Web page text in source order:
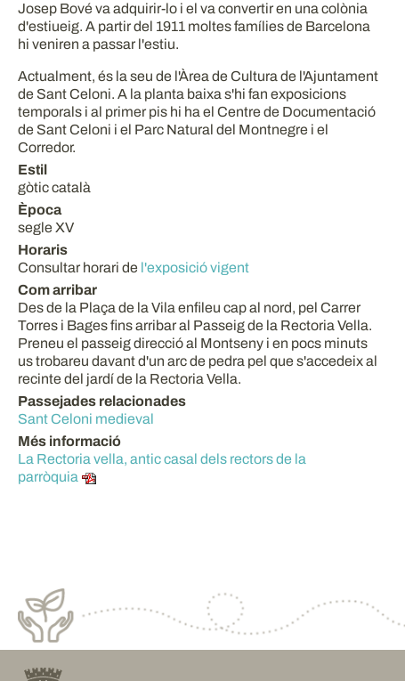
Josep Bové va adquirir-lo i el va convertir en una colònia
d'estiueig. A partir del 1911 moltes famílies de Barcelona
hi veniren a passar l'estiu.
Actualment, és la seu de l'Àrea de Cultura de l'Ajuntament
de Sant Celoni. A la planta baixa s'hi fan exposicions
temporals i al primer pis hi ha el Centre de Documentació
de Sant Celoni i el Parc Natural del Montnegre i el
Corredor.
Estil
gòtic català
Època
segle XV
Horaris
Consultar horari de l'exposició vigent
Com arribar
Des de la Plaça de la Vila enfileu cap al nord, pel Carrer
Torres i Bages fins arribar al Passeig de la Rectoria Vella.
Preneu el passeig direcció al Montseny i en pocs minuts
us trobareu davant d'un arc de pedra pel que s'accedeix al
recinte del jardí de la Rectoria Vella.
Passejades relacionades
Sant Celoni medieval
Més informació
La Rectoria vella, antic casal dels rectors de la
parròquia